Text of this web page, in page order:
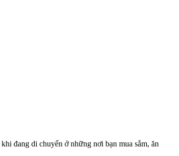
đang di chuyển ở những nơi bạn mua sắm, ăn